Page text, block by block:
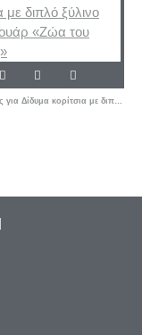
Σετ βάπτισης για Δίδυμα κορίτσια με διπλό ξύλινο μπουντουάρ «Ζώα του Δάσους»